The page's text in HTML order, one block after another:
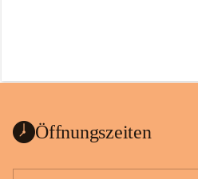
Öffnungszeiten